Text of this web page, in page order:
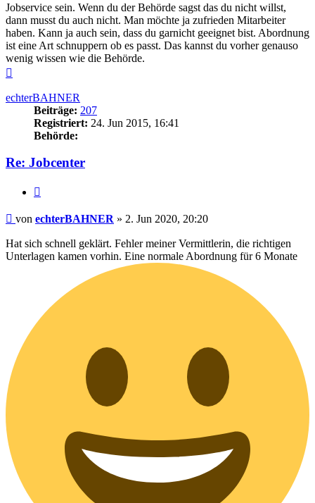
Jobservice sein. Wenn du der Behörde sagst das du nicht willst,
dann musst du auch nicht. Man möchte ja zufrieden Mitarbeiter
haben. Kann ja auch sein, dass du garnicht geeignet bist. Abordnung
ist eine Art schnuppern ob es passt. Das kannst du vorher genauso
wenig wissen wie die Behörde.
echterBAHNER
Beiträge: 207
Registriert: 24. Jun 2015, 16:41
Behörde:
Re: Jobcenter
Beitrag
von echterBAHNER » 2. Jun 2020, 20:20
Hat sich schnell geklärt. Fehler meiner Vermittlerin, die richtigen
Unterlagen kamen vorhin. Eine normale Abordnung für 6 Monate